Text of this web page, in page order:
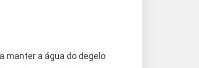
manter a água do degelo